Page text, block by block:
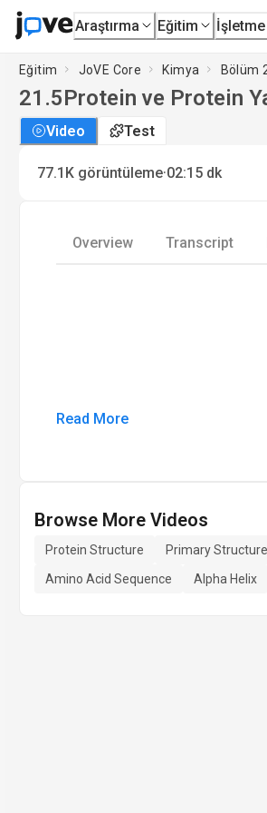
Araştırma Eğitim İşletme
Eğitim JoVE Core Kimya Bölüm
21.5Protein ve Protein
Video Test
77.1K görüntüleme·02:15 dk
Overview Transcript
Read More
Browse More Videos
Protein Structure Primary Structure
Amino Acid Sequence
Alpha Helix